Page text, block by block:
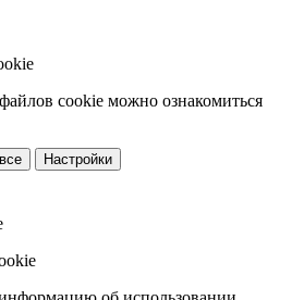
cookie можно ознакомиться
Настройки